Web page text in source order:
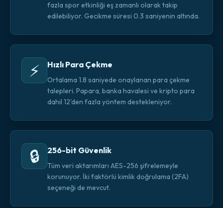
fazla spor etkinliği eş zamanlı olarak takip
edilebiliyor. Gecikme süresi 0.3 saniyenin altında.
⚡ Hızlı Para Çekme
Ortalama 1.8 saniyede onaylanan para çekme
talepleri. Papara, banka havalesi ve kripto para
dahil 12'den fazla yöntem destekleniyor.
🔒 256-bit Güvenlik
Tüm veri aktarımları AES-256 şifrelemeyle
korunuyor. İki faktörlü kimlik doğrulama (2FA)
seçeneği de mevcut.